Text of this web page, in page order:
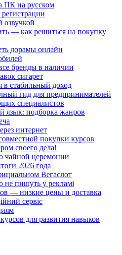
ПК на русском
озвучкой
— как решиться на покупку
дорамы онлайн
бренды в наличии
сигарет
стабильный доход
гид для предпринимателей
специалистов
язык: подборка жанров
интернет
покупки курсов
своего дела!
чайной церемонии
2026 года
Вегаслот
не пишуть у рекламі
— низкие цены и доставка
сервіс
для развития навыков